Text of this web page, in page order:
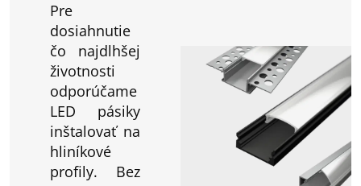
Pre
dosiahnutie
čo najdlhšej
životnosti
odporúčame
LED pásiky
inštalovať na
hliníkové
profily. Bez